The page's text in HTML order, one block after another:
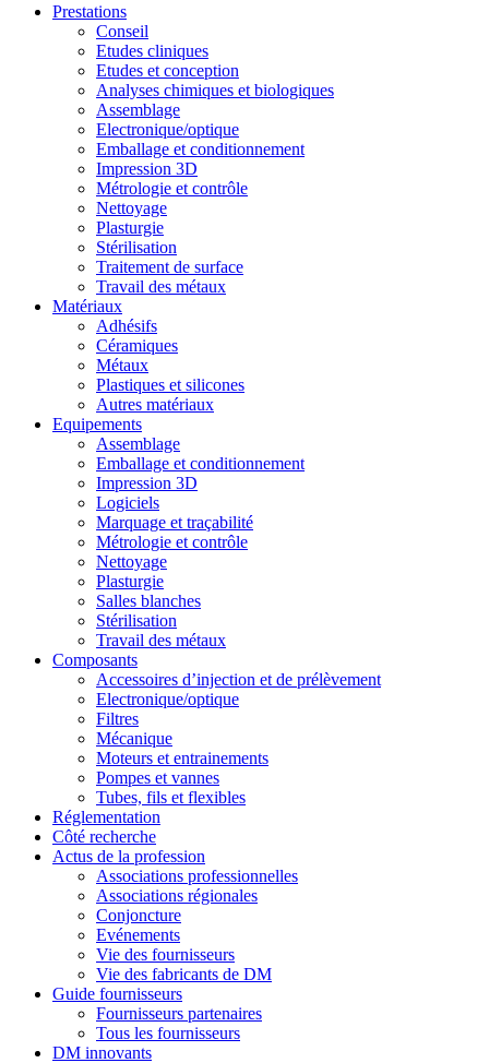
Prestations
Conseil
Etudes cliniques
Etudes et conception
Analyses chimiques et biologiques
Assemblage
Electronique/optique
Emballage et conditionnement
Impression 3D
Métrologie et contrôle
Nettoyage
Plasturgie
Stérilisation
Traitement de surface
Travail des métaux
Matériaux
Adhésifs
Céramiques
Métaux
Plastiques et silicones
Autres matériaux
Equipements
Assemblage
Emballage et conditionnement
Impression 3D
Logiciels
Marquage et traçabilité
Métrologie et contrôle
Nettoyage
Plasturgie
Salles blanches
Stérilisation
Travail des métaux
Composants
Accessoires d’injection et de prélèvement
Electronique/optique
Filtres
Mécanique
Moteurs et entrainements
Pompes et vannes
Tubes, fils et flexibles
Réglementation
Côté recherche
Actus de la profession
Associations professionnelles
Associations régionales
Conjoncture
Evénements
Vie des fournisseurs
Vie des fabricants de DM
Guide fournisseurs
Fournisseurs partenaires
Tous les fournisseurs
DM innovants